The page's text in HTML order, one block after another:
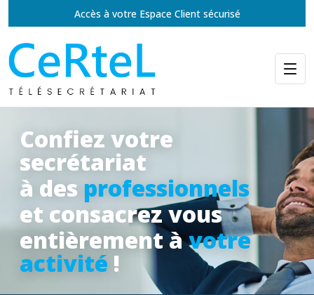
Accès à votre Espace Client sécurisé
Confiez votre
secrétariat
à des professionnels
et consacrez vous
entièrement àvotre
activité !